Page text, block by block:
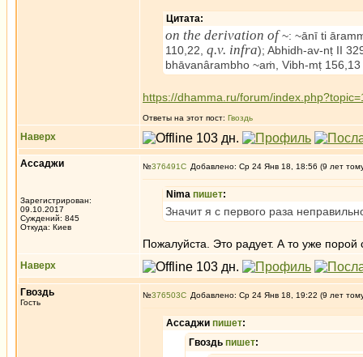
Цитата:
on the derivation of~: ~ānī ti
110,22, q.v. infra); Abhidh-av-nṭ II
bhāvanârambho ~aṁ, Vibh-mṭ 156,13
https://dhamma.ru/forum/
Ответы на этот пост: Гвоздь
Наверх
Ассаджи
Зарегистрирован:
09.10.2017
Суждений: 845
Откуда: Киев
№376491 Добавлено: Ср 24 Янв 18, 18:56 (9 лет
Nima пишет:
Значит я с первого раза
Пожалуйста. Это радует. А то уже
Наверх
Гвоздь
Гость
№376503 Добавлено: Ср 24 Янв 18, 19:22 (9 лет
Ассаджи пишет:
Гвоздь пишет: